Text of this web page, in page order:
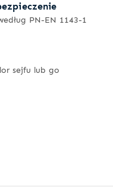
PN-EN 1143-1
sejfu lub go